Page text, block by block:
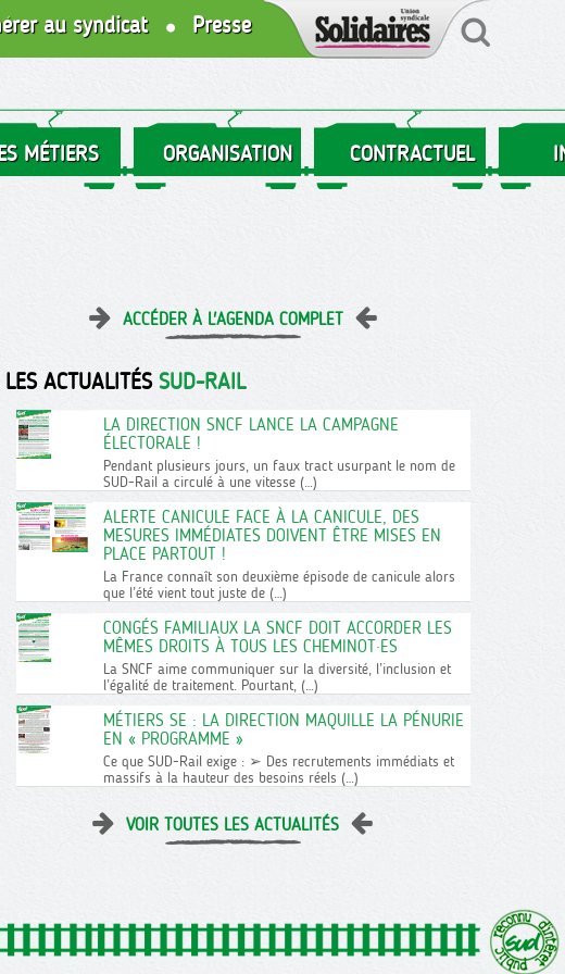
au syndicat Presse
MÉTIERS ORGANISATION CONTRACTUEL
ACCÉDER À L'AGENDA COMPLET
LES ACTUALITÉS SUD-RAIL
LA DIRECTION SNCF LANCE LA CAMPAGNE
ÉLECTORALE !
Pendant plusieurs jours, un faux tract usurpant le nom de
SUD-Rail a circulé à une vitesse (…)
ALERTE CANICULE FACE À LA CANICULE, DES
MESURES IMMÉDIATES DOIVENT ÊTRE MISES EN
PLACE PARTOUT !
La France connaît son deuxième épisode de canicule alors
que l’été vient tout juste de (…)
CONGÉS FAMILIAUX LA SNCF DOIT ACCORDER LES
MÊMES DROITS À TOUS LES CHEMINOT·ES
La SNCF aime communiquer sur la diversité, l’inclusion et
l’égalité de traitement. Pourtant, (…)
MÉTIERS SE : LA DIRECTION MAQUILLE LA PÉNURIE
EN « PROGRAMME »
Ce que SUD-Rail exige : ➢ Des recrutements immédiats et
massifs à la hauteur des besoins réels (…)
VOIR TOUTES LES ACTUALITÉS